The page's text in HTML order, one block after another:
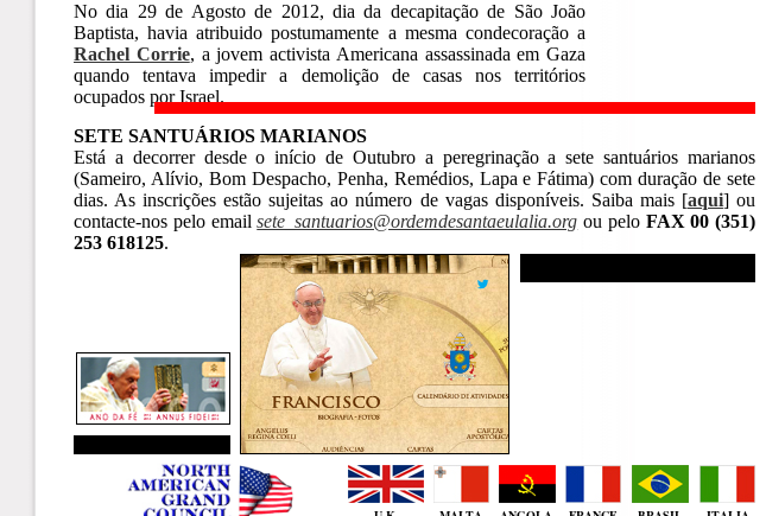
No dia 29 de Agosto de 2012, dia da decapitação de São João
Baptista, havia atribuido postumamente a mesma condecoração a
Rachel Corrie, a jovem activista Americana assassinada em Gaza
quando tentava impedir a demolição de casas nos territórios
ocupados por Israel.
SETE SANTUÁRIOS MARIANOS
Está a decorrer desde o início de Outubro a peregrinação a sete santuários marianos
(Sameiro, Alívio, Bom Despacho, Penha, Remédios, Lapa e Fátima) com duração de sete
dias. As inscrições estão sujeitas ao número de vagas disponíveis. Saiba mais [aqui] ou
contacte-nos pelo emailsete_santuarios@ordemdesantaeulalia.org ou pelo FAX 00 (351)
253 618125.